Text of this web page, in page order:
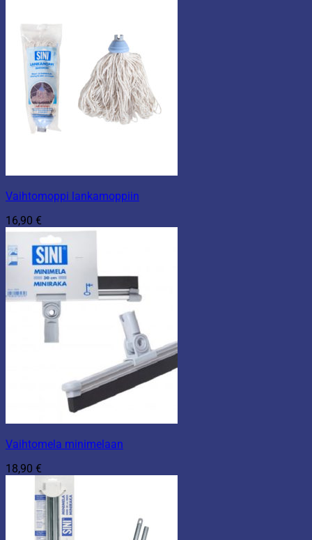
Vaihtomoppi lankamoppiin
16,90 €
Vaihtomela minimelaan
18,90 €